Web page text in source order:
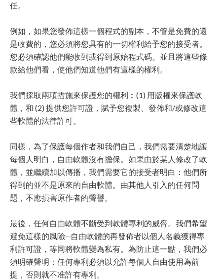
任。
例如，如果您發佈這樣一個程式的副本，不管是免費的還
是收費的，您必須將您具有的一切權利給予您的接受者。
您必須確認他們能收到或得到原始程式碼。並且將這些條
款給他們看，使他們知道他們有這樣的權利。
我們採取兩項措施來保護您的權利︰(1) 用版權來保護軟
體，和 (2) 提供您許可證，賦予您複製、發佈和/或修改這
些軟體的法律許可。
同樣，為了保護每個作者和我們自己，我們需要清楚地讓
每個人明白，自由軟體沒有擔保。如果由於某人修改了軟
體，並繼續加以傳播，我們需要它的接受者明白：他們所
得到的並不是原來的自由軟體。由其他人引入的任何問
題，不應損害原作者的聲譽。
最後，任何自由軟體不斷受到軟體專利的威脅。我們希望
避免這樣的風險─自由軟體的再發佈者以個人名義獲得專
利許可證，等同將軟體變為私有。為防止這一點，我們必
須明確聲明：任何專利必須以允許每個人自由使用為前
提，否則就不准許有專利。